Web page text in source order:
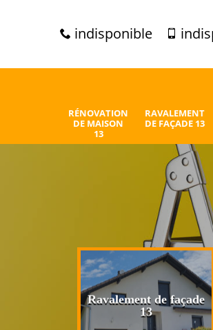
indisponible
RÉNOVATION
DE MAISON
13
RAVALEMENT
DE FAÇADE 13
Ravalement de façade
13